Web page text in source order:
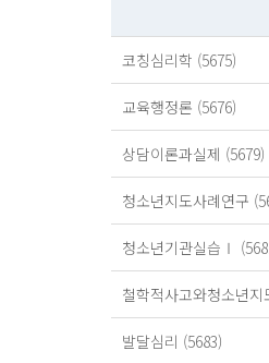
코칭심리학 (5675)
교육행정론 (5676)
상담이론과실제 (5679)
청소년지도사례연구
청소년기관실습Ⅰ
철학적사고와청소년지
발달심리 (5683)